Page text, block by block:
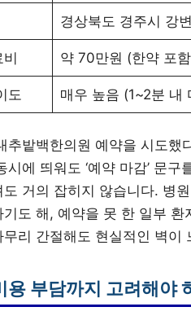
경상북도 경주시 강
비 약 70만원 (한약 포
도 매우 높음 (1~2분 내
추밭백한의원 예약을 시도
시에 띄워도 ‘예약 마감’ 문
도 거의 잡히지 않습니다. 병
기도 해, 예약을 못 한 일부
리 간절해도 현실적인 벽이
용 부담까지 고려해야